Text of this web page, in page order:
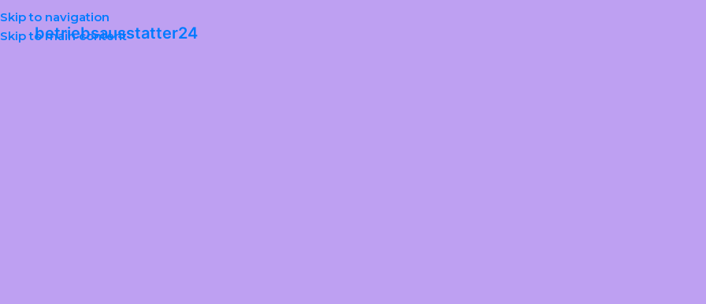
Skip to navigation
Skip to main content
betriebsausstatter24